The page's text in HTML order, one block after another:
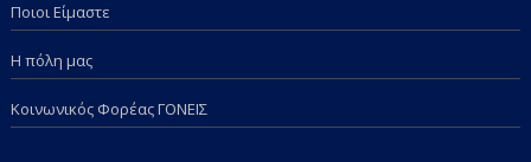
Ποιοι Είμαστε
Η πόλη μας
Κοινωνικός Φορέας ΓΟΝΕΙΣ